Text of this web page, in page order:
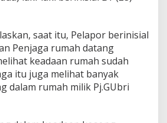
a
h
P
G
saat itu, Pelapor berinisial
Penjaga rumah datang
keadaan rumah sudah
itu juga melihat banyak
dalam rumah milik Pj.GUbri